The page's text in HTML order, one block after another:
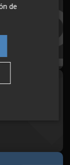
tu email
medio
de